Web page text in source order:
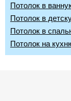
Потолок в
Потолок в
Потолок в
Потолок на